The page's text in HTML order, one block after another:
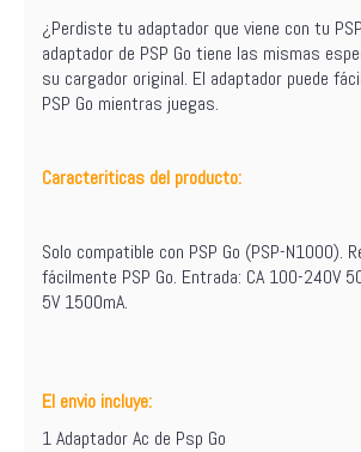
¿Perdiste tu adaptador que viene con tu
adaptador de PSP Go tiene las mismas
su cargador original. El adaptador puede
PSP Go mientras juegas.
Caracteriticas del producto:
Solo compatible con PSP Go (PSP-N1000).
fácilmente PSP Go. Entrada: CA 100-240V
5V 1500mA.
El envio incluye:
1 Adaptador Ac de Psp Go